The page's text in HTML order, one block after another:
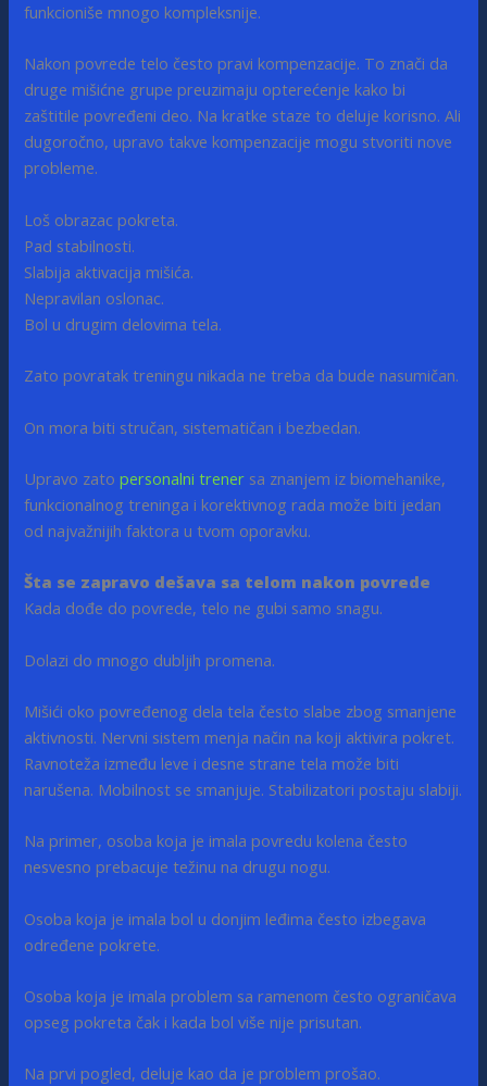
funkcioniše mnogo kompleksnije.
Nakon povrede telo često pravi kompenzacije. To znači da
druge mišićne grupe preuzimaju opterećenje kako bi
zaštitile povređeni deo. Na kratke staze to deluje korisno. Ali
dugoročno, upravo takve kompenzacije mogu stvoriti nove
probleme.
Loš obrazac pokreta.
Pad stabilnosti.
Slabija aktivacija mišića.
Nepravilan oslonac.
Bol u drugim delovima tela.
Zato povratak treningu nikada ne treba da bude nasumičan.
On mora biti stručan, sistematičan i bezbedan.
Upravo zatopersonalni trener sa znanjem iz biomehanike,
funkcionalnog treninga i korektivnog rada može biti jedan
od najvažnijih faktora u tvom oporavku.
Šta se zapravo dešava sa telom nakon povrede
Kada dođe do povrede, telo ne gubi samo snagu.
Dolazi do mnogo dubljih promena.
Mišići oko povređenog dela tela često slabe zbog smanjene
aktivnosti. Nervni sistem menja način na koji aktivira pokret.
Ravnoteža između leve i desne strane tela može biti
narušena. Mobilnost se smanjuje. Stabilizatori postaju slabiji.
Na primer, osoba koja je imala povredu kolena često
nesvesno prebacuje težinu na drugu nogu.
Osoba koja je imala bol u donjim leđima često izbegava
određene pokrete.
Osoba koja je imala problem sa ramenom često ograničava
opseg pokreta čak i kada bol više nije prisutan.
Na prvi pogled, deluje kao da je problem prošao.